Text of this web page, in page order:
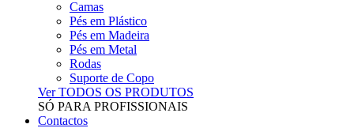
Camas
Pés em Plástico
Pés em Madeira
Pés em Metal
Rodas
Suporte de Copo
Ver TODOS OS PRODUTOS
SÓ PARA PROFISSIONAIS
Contactos